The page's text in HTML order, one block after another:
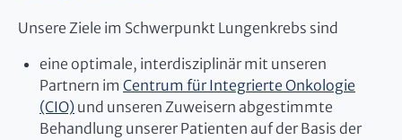
Unsere Ziele im Schwerpunkt Lungenkrebs sind
eine optimale, interdisziplinär mit unseren
Partnern im Centrum für Integrierte Onkologie
(CIO) und unseren Zuweisern abgestimmte
Behandlung unserer Patienten auf der Basis der